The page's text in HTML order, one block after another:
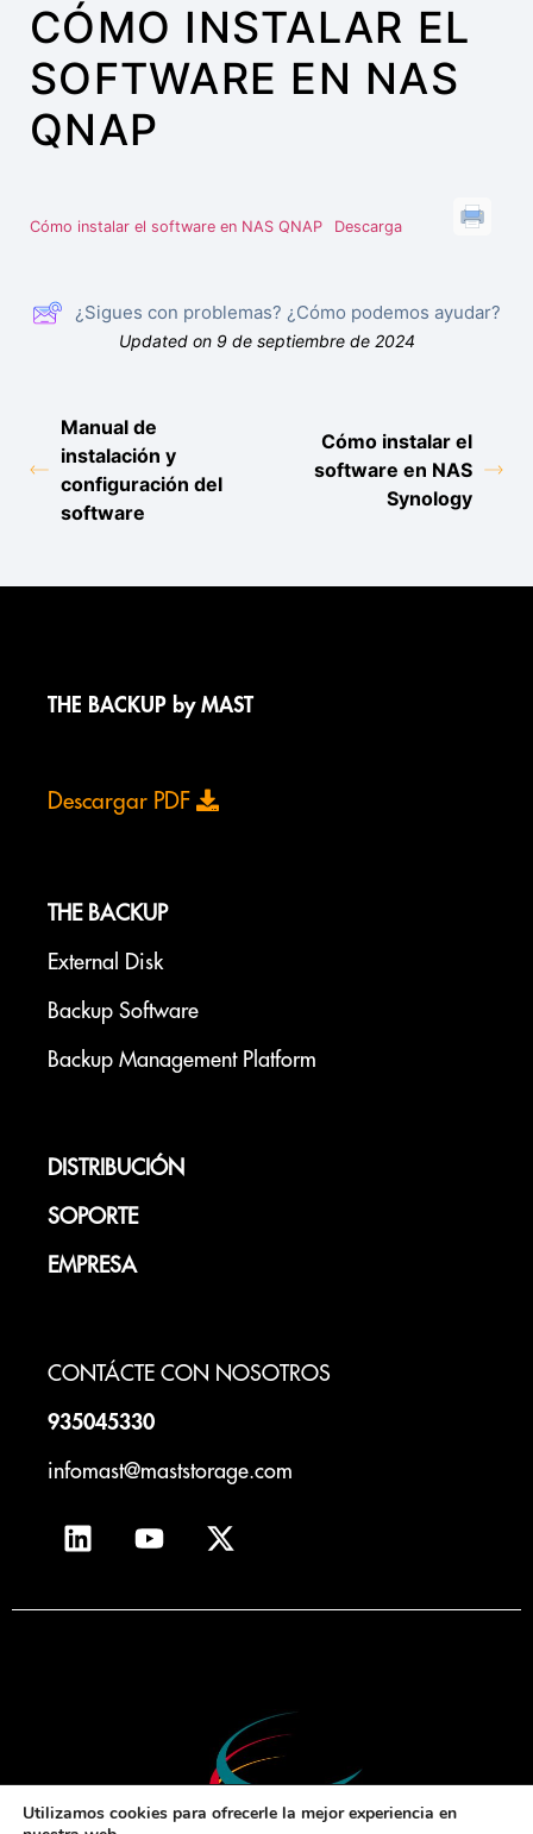
CÓMO INSTALAR EL
SOFTWARE EN NAS
QNAP
Cómo instalar el software en NAS QNAP Descarga
¿Sigues con problemas? ¿Cómo podemos ayudar?
Updated on 9 de septiembre de 2024
Manual de
instalación y
configuración del
software
Cómo instalar el
software en NAS
Synology
THE BACKUP by MAST
Descargar PDF
THE BACKUP
External Disk
Backup Software
Backup Management Platform
DISTRIBUCIÓN
SOPORTE
EMPRESA
CONTÁCTE CON NOSOTROS
935045330
infomast@maststorage.com
Utilizamos cookies para ofrecerle la mejor experiencia en